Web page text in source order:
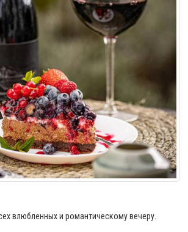
влюбленных и романтическому вечеру.